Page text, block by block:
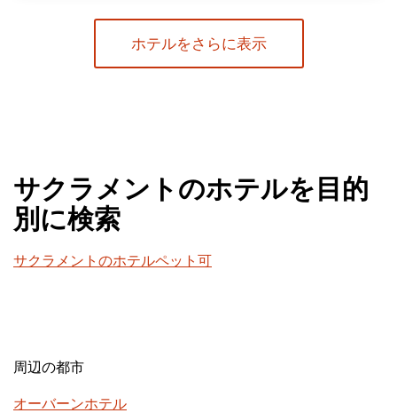
ホテルをさらに表示
サクラメントのホテルを目的
別に検索
サクラメントのホテルペット可
周辺の都市
オーバーンホテル